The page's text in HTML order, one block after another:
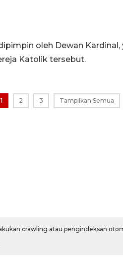
oleh Dewan
Katolik tersebut.
1 2 3 Tampilkan Semua
crawling atau pengindeksan